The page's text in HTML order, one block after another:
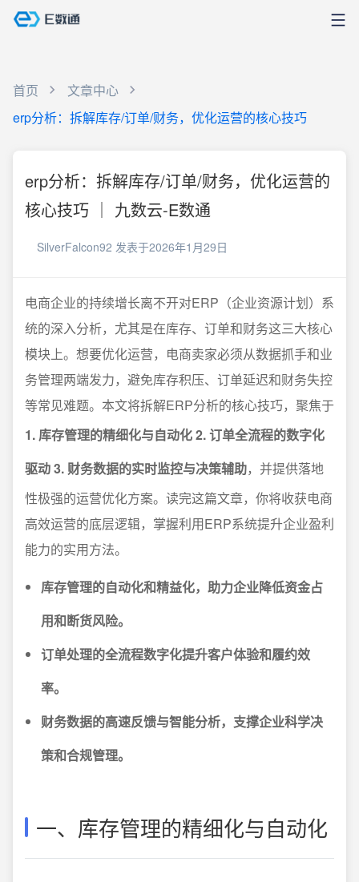
首页
文章中心
erp分析：拆解库存/订单/财务，优化运营的核心技巧
erp分析：拆解库存/订单/财务，优化运营的
核心技巧 ｜ 九数云-E数通
SilverFalcon92 发表于2026年1月29日
电商企业的持续增长离不开对ERP（企业资源计划）系
统的深入分析，尤其是在库存、订单和财务这三大核心
模块上。想要优化运营，电商卖家必须从数据抓手和业
务管理两端发力，避免库存积压、订单延迟和财务失控
等常见难题。本文将拆解ERP分析的核心技巧，聚焦于
1. 库存管理的精细化与自动化 2. 订单全流程的数字化
驱动 3. 财务数据的实时监控与决策辅助，并提供落地
性极强的运营优化方案。读完这篇文章，你将收获电商
高效运营的底层逻辑，掌握利用ERP系统提升企业盈利
能力的实用方法。
库存管理的自动化和精益化，助力企业降低资金占
用和断货风险。
订单处理的全流程数字化提升客户体验和履约效
率。
财务数据的高速反馈与智能分析，支撑企业科学决
策和合规管理。
一、库存管理的精细化与自动化